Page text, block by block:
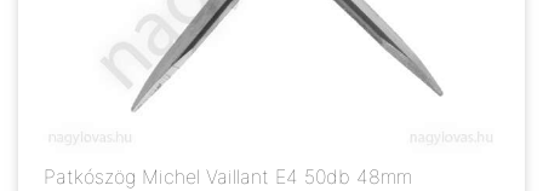
Patkószög Michel Vaillant E4 50db 48mm